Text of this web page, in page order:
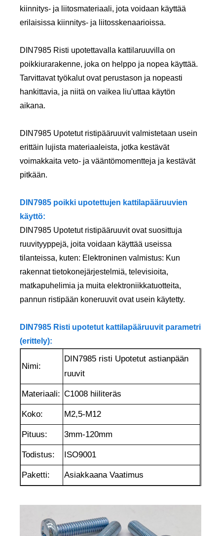
kiinnitys- ja liitosmateriaali, jota voidaan käyttää
erilaisissa kiinnitys- ja liitosskenaarioissa.
DIN7985 Risti upotettavalla kattilaruuvilla on
poikkiurarakenne, joka on helppo ja nopea käyttää.
Tarvittavat työkalut ovat perustason ja nopeasti
hankittavia, ja niitä on vaikea liu'uttaa käytön
aikana.
DIN7985 Upotetut ristipääruuvit valmistetaan usein
erittäin lujista materiaaleista, jotka kestävät
voimakkaita veto- ja vääntömomentteja ja kestävät
pitkään.
DIN7985 poikki upotettujen kattilapääruuvien
käyttö:
DIN7985 Upotetut ristipääruuvit ovat suosittuja
ruuvityyppejä, joita voidaan käyttää useissa
tilanteissa, kuten: Elektroninen valmistus: Kun
rakennat tietokonejärjestelmiä, televisioita,
matkapuhelimia ja muita elektroniikkatuotteita,
pannun ristipään koneruuvit ovat usein käytetty.
DIN7985 Risti upotetut kattilapääruuvit parametri
(erittely):
Nimi:
DIN7985 risti Upotetut astianpään
ruuvit
Materiaali: C1008 hiiliteräs
Koko: M2,5-M12
Pituus: 3mm-120mm
Todistus: ISO9001
Paketti: Asiakkaana Vaatimus